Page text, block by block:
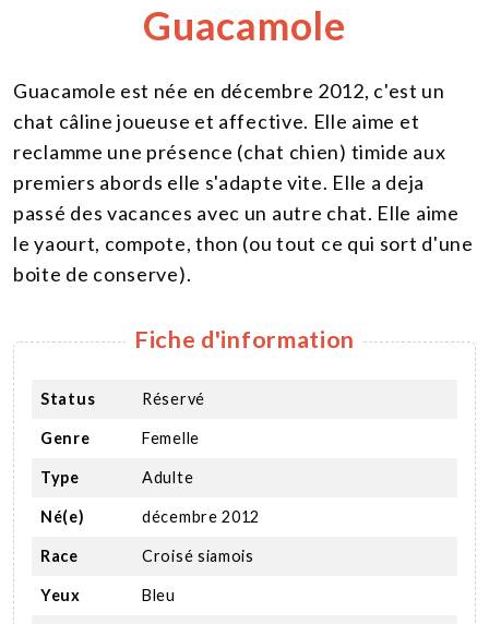
NOUS SOUTENIR
CONTACT
Guacamole
Guacamole est née en décembre 2012, c'est un
chat câline joueuse et affective. Elle aime et
reclamme une présence (chat chien) timide aux
premiers abords elle s'adapte vite. Elle a deja
passé des vacances avec un autre chat. Elle aime
le yaourt, compote, thon (ou tout ce qui sort d'une
boite de conserve).
Fiche d'information
Status Réservé
Genre Femelle
Type Adulte
Né(e) décembre 2012
Race Croisé siamois
Yeux Bleu